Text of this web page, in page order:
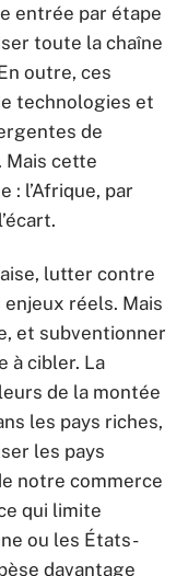
entrée par étape
toute la chaîne
outre, ces
technologies et
de
Mais cette
: l’Afrique, par
lutter contre
réels. Mais
et subventionner
à cibler. La
de la montée
les pays riches,
les pays
notre commerce
qui limite
ou les États-
davantage